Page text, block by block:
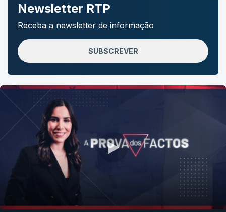
Newsletter RTP
Receba a newsletter de informação
SUBSCREVER